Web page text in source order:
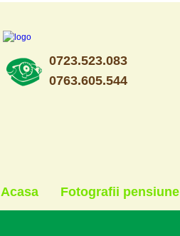
0723.523.083
0763.605.544
Acasa Fotografii pensiune